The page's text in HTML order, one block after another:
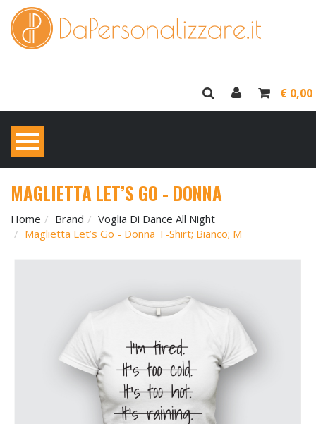
€ 0,00
MAGLIETTA LET’S GO - DONNA
Home Brand
Voglia Di Dance All Night
Maglietta Let’s Go - Donna T-Shirt; Bianco; M